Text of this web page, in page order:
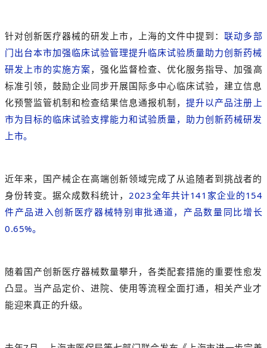
针对创新医疗器械的研发上市，上海的文件中提到：联动多部
门出台本市加强临床试验管理提升临床试验质量助力创新药械
研发上市的实施方案，强化监督检查、优化服务指导、加强高
标准引领，鼓励企业同步开展国际多中心临床试验，建立信息
化预警监管机制和检查结果信息通报机制，提升以产品注册上
市为目标的临床试验支撑能力和试验质量，助力创新药械研发
上市。
近年来，国产械企在高端创新领域完成了从追随者到挑战者的
身份转变。据众成数科统计， 2023全年共计141家企业的154
件产品进入创新医疗器械特别审批通道，产品数量同比增长
0.65%。
随着国产创新医疗器械数量攀升，各类配套措施的重要性愈发
凸显。当产品定价、进院、使用等流程全面打通，相关产业才
能迎来真正的升级。